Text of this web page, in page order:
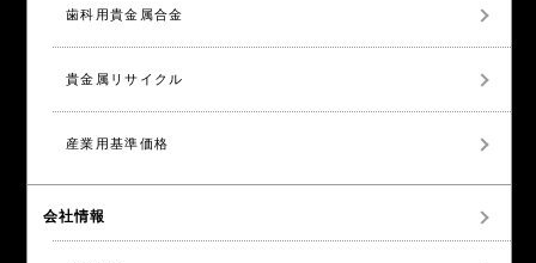
歯科用貴金属合金
貴金属リサイクル
産業用基準価格
会社情報